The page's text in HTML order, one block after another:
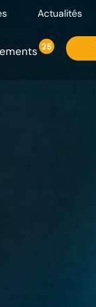
Actualités
25